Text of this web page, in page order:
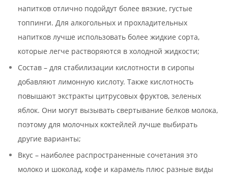
напитков отлично подойдут более вязкие, густые
топпинги. Для алкогольных и прохладительных
напитков лучше использовать более жидкие сорта,
которые легче растворяются в холодной жидкости;
Состав – для стабилизации кислотности в сиропы
добавляют лимонную кислоту. Также кислотность
повышают экстракты цитрусовых фруктов, зеленых
яблок. Они могут вызывать свертывание белков молока,
поэтому для молочных коктейлей лучше выбирать
другие варианты;
Вкус – наиболее распространенные сочетания это
молоко и шоколад, кофе и карамель плюс разные виды